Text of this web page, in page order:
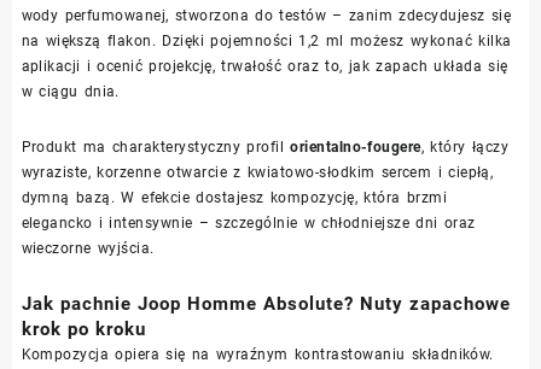
wody perfumowanej, stworzona do testów – zanim zdecydujesz się
na większą flakon. Dzięki pojemności 1,2 ml możesz wykonać kilka
aplikacji i ocenić projekcję, trwałość oraz to, jak zapach układa się
w ciągu dnia.
Produkt ma charakterystyczny profilorientalno-fougere, który łączy
wyraziste, korzenne otwarcie z kwiatowo-słodkim sercem i ciepłą,
dymną bazą. W efekcie dostajesz kompozycję, która brzmi
elegancko i intensywnie – szczególnie w chłodniejsze dni oraz
wieczorne wyjścia.
Jak pachnie Joop Homme Absolute? Nuty zapachowe
krok po kroku
Kompozycja opiera się na wyraźnym kontrastowaniu składników.